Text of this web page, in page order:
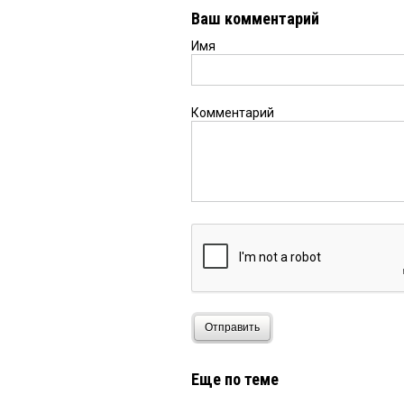
Еще одна коллега
действительно они
не придумать.
Коллеги, вы лучшие!
Дружбан Каракоза
Причём сразу же
Епанчинцева что
Сергей
МОЛОДЦЫ!!!
Ваш комментарий
Имя
Комментарий
Отправить
Еще по теме